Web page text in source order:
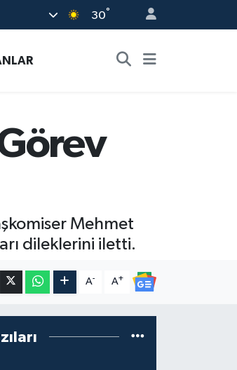
30°
Mehmet
dileklerini iletti.
A- A+